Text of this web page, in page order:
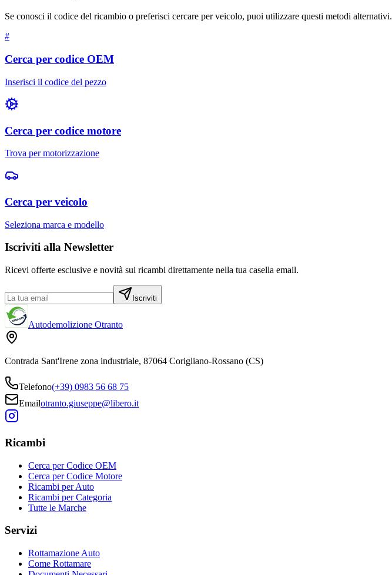
Se conosci il codice del ricambio o preferisci cercare per veicolo, puoi utilizzare questi metodi alternativi.
#
Cerca per codice OEM
Inserisci il codice del pezzo
Cerca per codice motore
Trova per motorizzazione
Cerca per veicolo
Seleziona marca e modello
Iscriviti alla Newsletter
Ricevi offerte esclusive e novità sui ricambi direttamente nella tua casella email.
Iscriviti
Autodemolizione Otranto
Contrada Sant'Irene zona industriale, 87064 Corigliano-Rossano (CS)
Telefono(+39) 0983 56 68 75
Emailotranto.giuseppe@libero.it
Ricambi
Cerca per Codice OEM
Cerca per Codice Motore
Ricambi per Auto
Ricambi per Categoria
Tutte le Marche
Servizi
Rottamazione Auto
Come Rottamare